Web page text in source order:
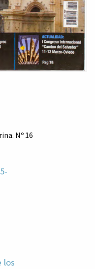
Nº 16
los